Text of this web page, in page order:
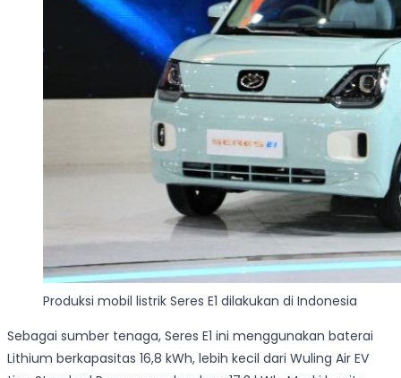
Produksi mobil listrik Seres E1 dilakukan di Indonesia
Sebagai sumber tenaga, Seres E1 ini menggunakan baterai
Lithium berkapasitas 16,8 kWh, lebih kecil dari Wuling Air EV